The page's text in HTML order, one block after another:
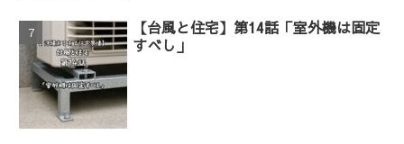
【台風と住宅】第14話「室外機は固定
すべし」